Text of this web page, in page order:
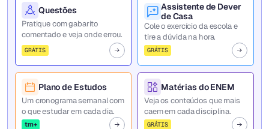
Questões
Pratique com gabarito
comentado e veja onde errou.
GRÁTIS
Assistente de Dever
de Casa
Cole o exercício da escola e
tire a dúvida na hora.
GRÁTIS
Plano de Estudos
Um cronograma semanal com
o que estudar em cada dia.
tm+
Matérias do ENEM
Veja os conteúdos que mais
caem em cada disciplina.
GRÁTIS